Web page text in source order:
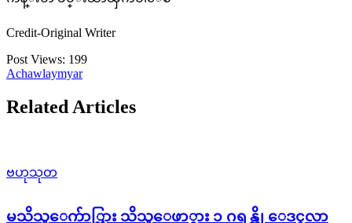
Credit-Original Writer
Post Views: 199
Achawlaymyar
Related Articles
ဗဟုသုတ
မသိသူေက်ာ္သြား သိသူေဖာ္စား ၁ ဂရန္ကို ေဒၚလာ